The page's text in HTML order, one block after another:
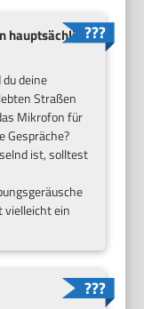
hauptsächlich
deine
Straßen
Mikrofon für
Gespräche?
ist, solltest
vielleicht ein